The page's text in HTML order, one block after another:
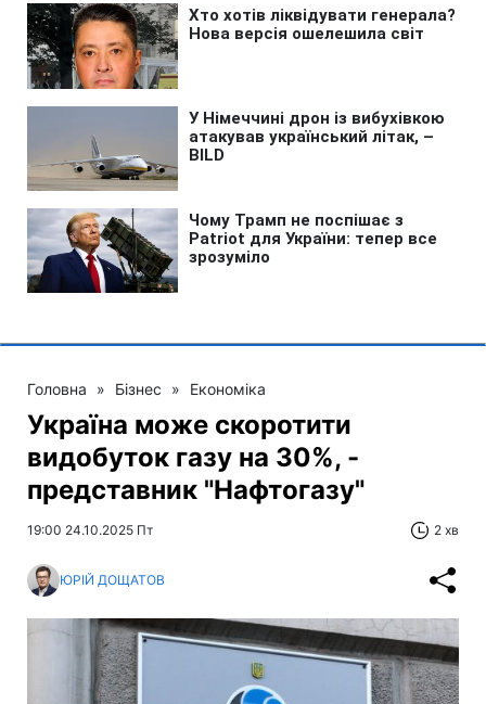
Головна » Бізнес » Економіка
Україна може скоротити
видобуток газу на 30%, -
представник "Нафтогазу"
19:00 24.10.2025 Пт 2 хв
ЮРІЙ ДОЩАТОВ